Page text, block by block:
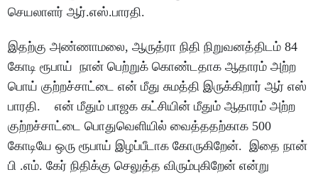
செயலாளர் ஆர்.எஸ்.பாரதி.
இதற்கு அண்ணாமலை, ஆருத்ரா நிதி நிறுவனத்திடம் 84
கோடி ரூபாய் நான் பெற்றுக் கொண்டதாக ஆதாரம் அற்ற
பொய் குற்றச்சாட்டை என் மீது சுமத்தி இருக்கிறார் ஆர் எஸ்
பாரதி. என் மீதும் பாஜக கட்சியின் மீதும் ஆதாரம் அற்ற
குற்றச்சாட்டை பொதுவெளியில் வைத்ததற்காக 500
கோடியே ஒரு ரூபாய் இழப்பீடாக கோருகிறேன். இதை நான்
பி .எம். கேர் நிதிக்கு செலுத்த விரும்புகிறேன் என்று